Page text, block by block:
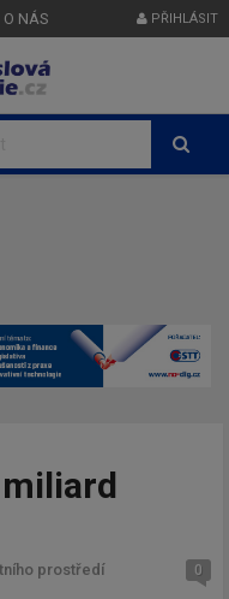
O NÁS PŘIHLÁSIT
prostředí 0